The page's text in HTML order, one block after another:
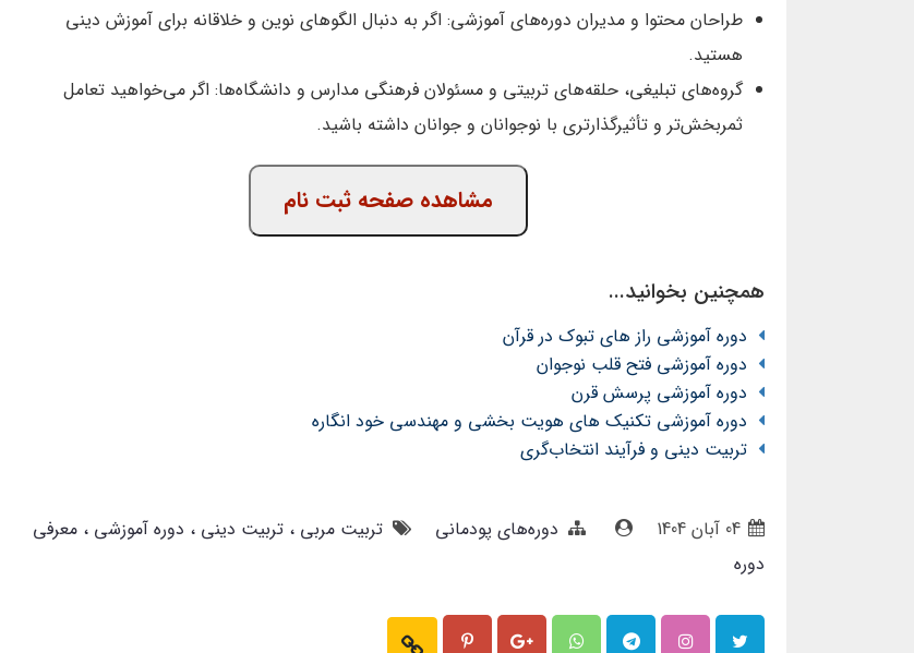
طراحان محتوا و مدیران دوره‌های آموزشی: اگر به دنبال الگوهای نوین و خلاقانه برای آموزش دینی
هستید.
گروه‌های تبلیغی، حلقه‌های تربیتی و مسئولان فرهنگی مدارس و دانشگاه‌ها: اگر می‌خواهید تعامل
ثمربخش‌تر و تأثیرگذارتری با نوجوانان و جوانان داشته باشید.
مشاهده صفحه ثبت نام
همچنین بخوانید...
دوره آموزشی راز های تبوک در قرآن
دوره آموزشی فتح قلب نوجوان
دوره آموزشی پرسش قرن
دوره آموزشی تکنیک های هویت بخشی و مهندسی خود انگاره
تربیت دینی و فرآیند انتخاب‌گری
دوره‌‌های پودمانی تربیت مربی تربیت دینی دوره آموزشی
معرفی
دوره